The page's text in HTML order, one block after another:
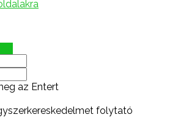
az Entert
folytató